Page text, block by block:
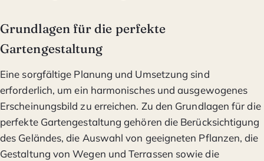
Grundlagen für die perfekte
Gartengestaltung
Eine sorgfältige Planung und Umsetzung sind
erforderlich, um ein harmonisches und ausgewogenes
Erscheinungsbild zu erreichen. Zu den Grundlagen für die
perfekte Gartengestaltung gehören die Berücksichtigung
des Geländes, die Auswahl von geeigneten Pflanzen, die
Gestaltung von Wegen und Terrassen sowie die